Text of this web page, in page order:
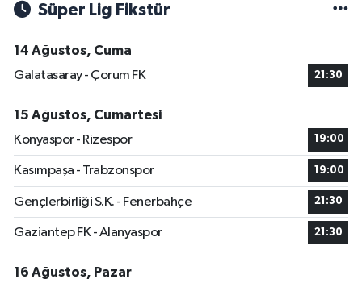
Süper Lig Fikstür
14 Ağustos, Cuma
Galatasaray - Çorum FK
21:30
15 Ağustos, Cumartesi
Konyaspor - Rizespor
19:00
Kasımpaşa - Trabzonspor 19:00
Gençlerbirliği S.K. - Fenerbahçe 21:30
Gaziantep FK - Alanyaspor 21:30
16 Ağustos, Pazar